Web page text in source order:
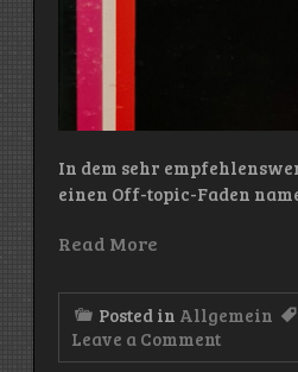
In dem sehr
einen Off-topic-Faden
Read More
Posted in Allgemein
Leave a Commenton